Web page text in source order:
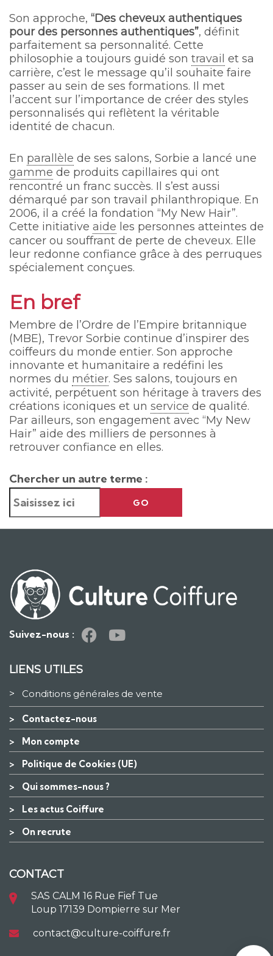
Son approche, “Des cheveux authentiques
pour des personnes authentiques”, définit
parfaitement sa personnalité. Cette
philosophie a toujours guidé son travail et sa
carrière, c’est le message qu’il souhaite faire
passer au sein de ses formations. Il met
l’accent sur l’importance de créer des styles
personnalisés qui reflètent la véritable
identité de chacun.
En parallèle de ses salons, Sorbie a lancé une
gamme de produits capillaires qui ont
rencontré un franc succès. Il s’est aussi
démarqué par son travail philanthropique. En
2006, il a créé la fondation “My New Hair”.
Cette initiative aide les personnes atteintes de
cancer ou souffrant de perte de cheveux. Elle
leur redonne confiance grâce à des perruques
spécialement conçues.
En bref
Membre de l’Ordre de l’Empire britannique
(MBE), Trevor Sorbie continue d’inspirer des
coiffeurs du monde entier. Son approche
innovante et humanitaire a redéfini les
normes du métier. Ses salons, toujours en
activité, perpétuent son héritage à travers des
créations iconiques et un service de qualité.
Par ailleurs, son engagement avec “My New
Hair” aide des milliers de personnes à
retrouver confiance en elles.
Chercher un autre terme :
GO
Suivez-nous :
LIENS UTILES
> Conditions générales de vente
> Contactez-nous
> Mon compte
> Politique de Cookies (UE)
> Qui sommes-nous ?
> Les actus Coiffure
> On recrute
CONTACT
SAS CALM 16 Rue Fief Tue
Loup 17139 Dompierre sur Mer
contact@culture-coiffure.fr